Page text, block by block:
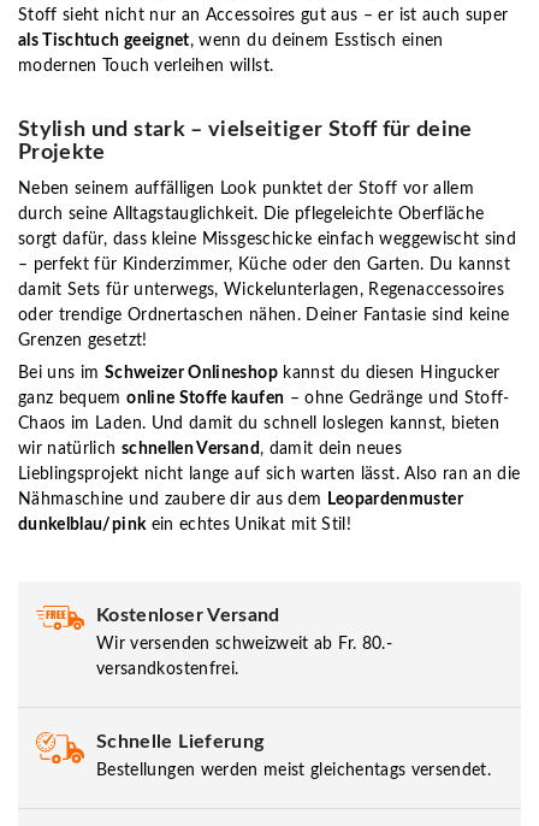
Stoff sieht nicht nur an Accessoires gut aus – er ist auch super
als Tischtuch geeignet, wenn du deinem Esstisch einen
modernen Touch verleihen willst.
Stylish und stark – vielseitiger Stoff für deine
Projekte
Neben seinem auffälligen Look punktet der Stoff vor allem
durch seine Alltagstauglichkeit. Die pflegeleichte Oberfläche
sorgt dafür, dass kleine Missgeschicke einfach weggewischt sind
– perfekt für Kinderzimmer, Küche oder den Garten. Du kannst
damit Sets für unterwegs, Wickelunterlagen, Regenaccessoires
oder trendige Ordnertaschen nähen. Deiner Fantasie sind keine
Grenzen gesetzt!
Bei uns im Schweizer Onlineshopkannst du diesen Hingucker
ganz bequemonline Stoffe kaufen – ohne Gedränge und Stoff-
Chaos im Laden. Und damit du schnell loslegen kannst, bieten
wir natürlich schnellen Versand, damit dein neues
Lieblingsprojekt nicht lange auf sich warten lässt. Also ran an die
Nähmaschine und zaubere dir aus dem
Leopardenmuster
dunkelblau/pinkein echtes Unikat mit Stil!
Kostenloser Versand
Wir versenden schweizweit ab Fr. 80.-
versandkostenfrei.
Schnelle Lieferung
Bestellungen werden meist gleichentags versendet.